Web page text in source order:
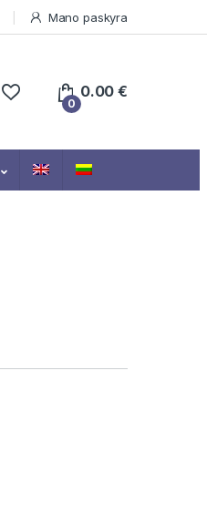
Mano paskyra
0
0.00€